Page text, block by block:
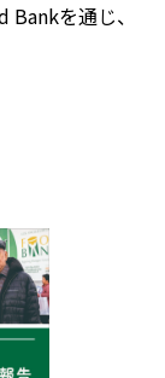
を通じ、